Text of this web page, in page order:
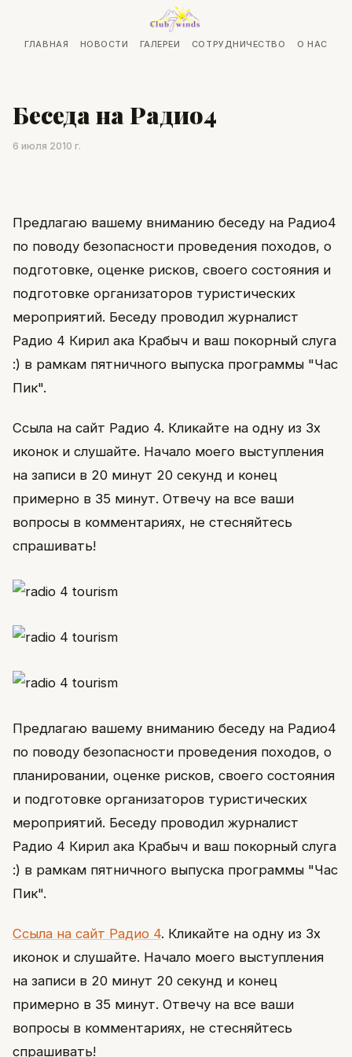
ГЛАВНАЯ НОВОСТИ ГАЛЕРЕИ СОТРУДНИЧЕСТВО О НАС
Беседа на Радио4
6 июля 2010 г.
Предлагаю вашему вниманию беседу на Радио4
по поводу безопасности проведения походов, о
подготовке, оценке рисков, своего состояния и
подготовке организаторов туристических
мероприятий. Беседу проводил журналист
Радио 4 Кирил ака Крабыч и ваш покорный слуга
:) в рамкам пятничного выпуска программы "Час
Пик".
Ссыла на сайт Радио 4. Кликайте на одну из 3х
иконок и слушайте. Начало моего выступления
на записи в 20 минут 20 секунд и конец
примерно в 35 минут. Отвечу на все ваши
вопросы в комментариях, не стесняйтесь
спрашивать!
Предлагаю вашему вниманию беседу на Радио4
по поводу безопасности проведения походов, о
планировании, оценке рисков, своего состояния
и подготовке организаторов туристических
мероприятий. Беседу проводил журналист
Радио 4 Кирил ака Крабыч и ваш покорный слуга
:) в рамкам пятничного выпуска программы "Час
Пик".
Ссыла на сайт Радио 4. Кликайте на одну из 3х
иконок и слушайте. Начало моего выступления
на записи в 20 минут 20 секунд и конец
примерно в 35 минут. Отвечу на все ваши
вопросы в комментариях, не стесняйтесь
спрашивать!